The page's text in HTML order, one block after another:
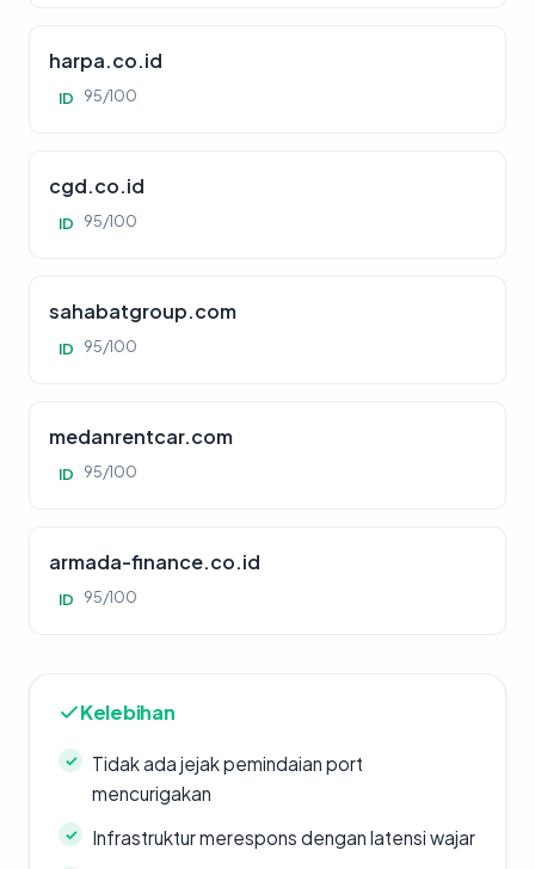
harpa.co.id
ID 95/100
cgd.co.id
ID 95/100
sahabatgroup.com
ID 95/100
medanrentcar.com
ID 95/100
armada-finance.co.id
ID 95/100
Kelebihan
Tidak ada jejak pemindaian port
mencurigakan
Infrastruktur merespons dengan latensi wajar